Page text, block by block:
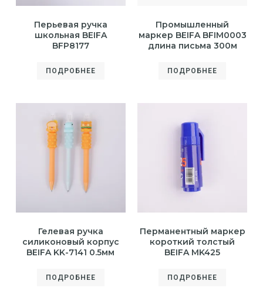
Перьевая ручка
школьная BEIFA
BFP8177
ПОДРОБНЕЕ
Промышленный
маркер BEIFA BFIM0003
длина письма 300м
ПОДРОБНЕЕ
Гелевая ручка
силиконовый корпус
BEIFA KK-7141 0.5мм
ПОДРОБНЕЕ
Перманентный маркер
короткий толстый
BEIFA MK425
ПОДРОБНЕЕ